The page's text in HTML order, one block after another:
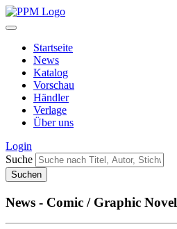
Startseite
News
Katalog
Vorschau
Händler
Verlage
Über uns
Login
Suche
News - Comic / Graphic Novel